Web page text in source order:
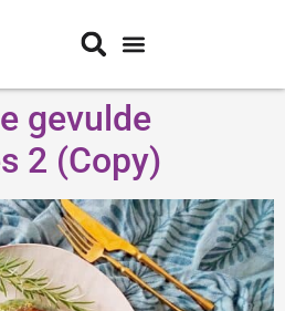
gevulde
2 (Copy)